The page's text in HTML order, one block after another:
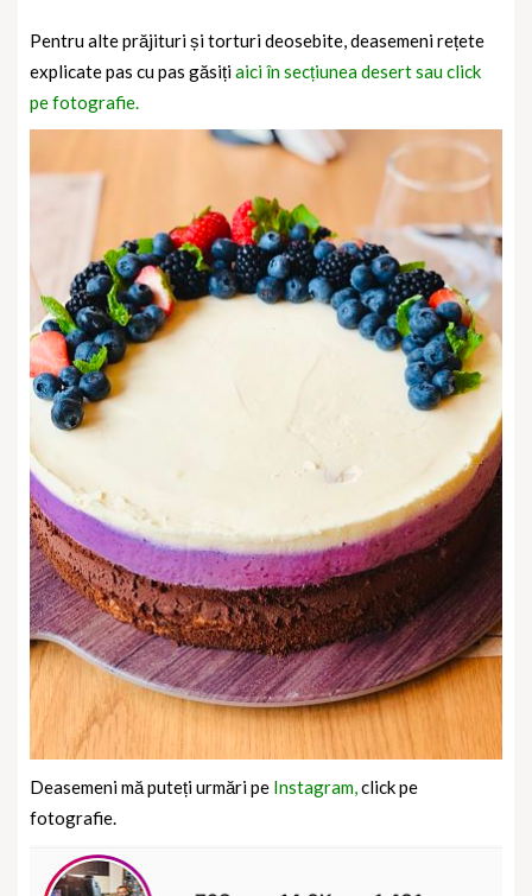
Pentru alte prăjituri și torturi deosebite, deasemeni rețete
explicate pas cu pas găsițiaici în secțiunea desert sau click
pe fotografie.
Deasemeni mă puteți urmări pe Instagram,click pe
fotografie.